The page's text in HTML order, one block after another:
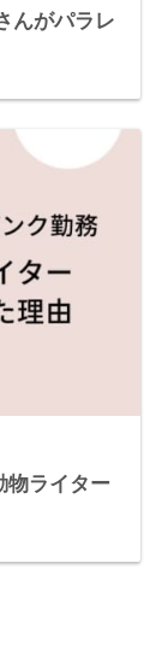
んがパラレ
物ライター